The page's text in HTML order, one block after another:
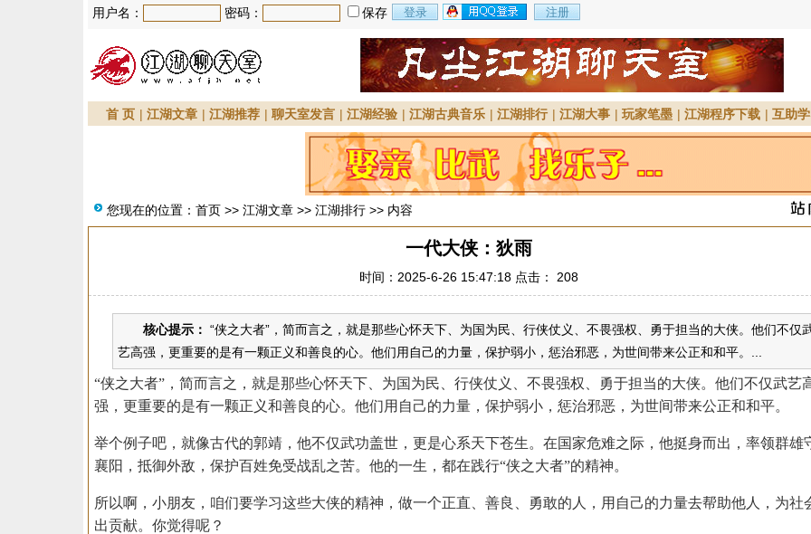
用户名： 密码： 保存
首 页 | 江湖文章 | 江湖推荐 | 聊天室发言 | 江湖经验 | 江湖古典音乐 | 江湖排行 | 江湖大事 | 玩家笔墨 | 江湖程序下载 | 互助
您现在的位置： 首页 >> 江湖文章 >> 江湖排行 >> 内容
一代大侠：狄雨
时间：2025-6-26 15:47:18 点击： 208
核心提示： “侠之大者”，简而言之，就是那些心怀天下、为国为民、行侠仗义、不畏强权、勇于担当的大侠。他们不仅
艺高强，更重要的是有一颗正义和善良的心。他们用自己的力量，保护弱小，惩治邪恶，为世间带来公正和和平。...
“侠之大者”，简而言之，就是那些心怀天下、为国为民、行侠仗义、不畏强权、勇于担当的大侠。他们不仅武艺
强，更重要的是有一颗正义和善良的心。他们用自己的力量，保护弱小，惩治邪恶，为世间带来公正和和平。
举个例子吧，就像古代的郭靖，他不仅武功盖世，更是心系天下苍生。在国家危难之际，他挺身而出，率领群雄
襄阳，抵御外敌，保护百姓免受战乱之苦。他的一生，都在践行“侠之大者”的精神。
所以啊，小朋友，咱们要学习这些大侠的精神，做一个正直、善良、勇敢的人，用自己的力量去帮助他人，为社
出贡献。你觉得呢？